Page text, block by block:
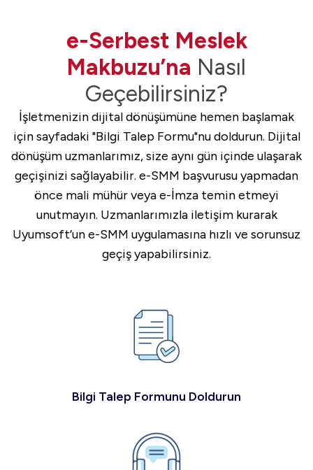
e-Serbest Meslek
Makbuzu’na Nasıl
Geçebilirsiniz?
İşletmenizin dijital dönüşümüne hemen başlamak
için sayfadaki "Bilgi Talep Formu"nu doldurun. Dijital
dönüşüm uzmanlarımız, size aynı gün içinde ulaşarak
geçişinizi sağlayabilir. e-SMM başvurusu yapmadan
önce mali mühür veya e-İmza temin etmeyi
unutmayın. Uzmanlarımızla iletişim kurarak
Uyumsoft’un e-SMM uygulamasına hızlı ve sorunsuz
geçiş yapabilirsiniz.
Bilgi Talep Formunu Doldurun